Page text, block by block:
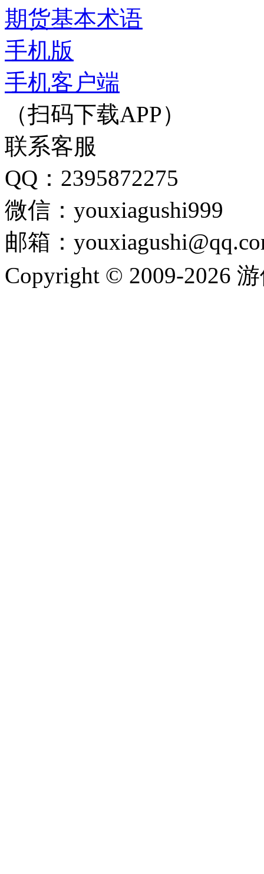
期货基本术语
手机版
手机客户端
（扫码下载APP）
联系客服
QQ：2395872275
微信：youxiagushi999
邮箱：
Copyright © 2009-2026